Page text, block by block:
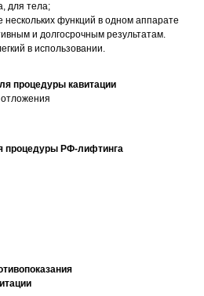
для тела;
нескольких функций в одном аппарате
и долгосрочным результатам.
в использовании.
процедуры кавитации
процедуры РФ-лифтинга